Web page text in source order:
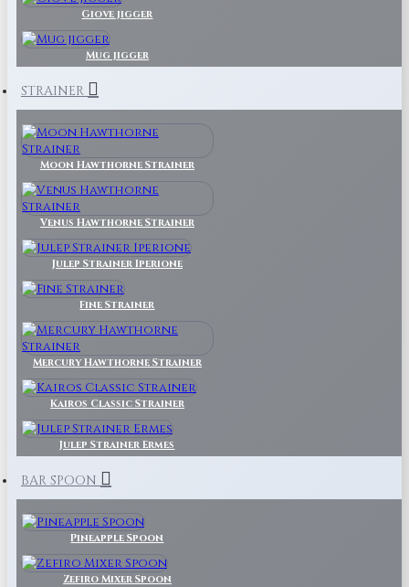
Giove jigger
Mug jigger
STRAINER
Moon Hawthorne Strainer
Venus Hawthorne Strainer
Julep Strainer Iperione
Fine Strainer
Mercury Hawthorne Strainer
Kairos Classic Strainer
Julep Strainer Ermes
BAR SPOON
Pineapple Spoon
Zefiro Mixer Spoon